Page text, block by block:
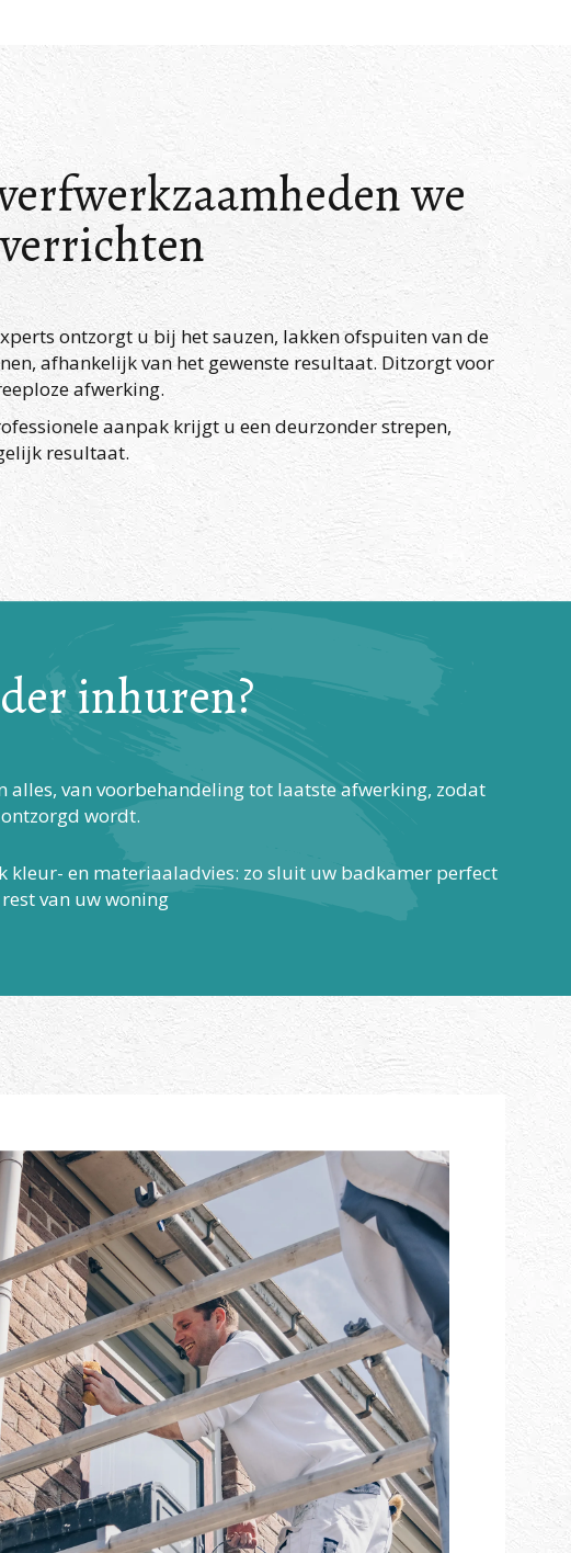
we
ontzorgt u bij het sauzen, lakken ofspuiten van de
afhankelijk van het gewenste resultaat. Ditzorgt voor
afwerking.
aanpak krijgt u een deurzonder strepen,
resultaat.
inhuren?
alles, van voorbehandeling tot laatste afwerking, zodat
wordt.
kleur- en materiaaladvies: zo sluit uw badkamer perfect
van uw woning